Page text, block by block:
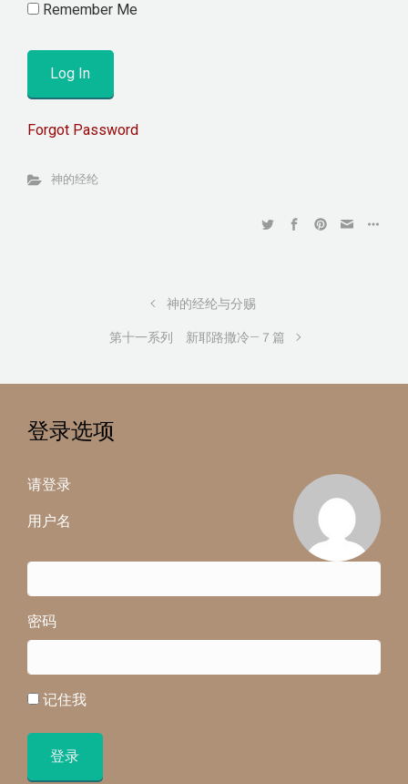
Remember Me
Forgot Password
神的经纶
神的经纶与分赐
第十一系列 新耶路撒冷—７篇
登录选项
请登录
用户名
密码
记住我